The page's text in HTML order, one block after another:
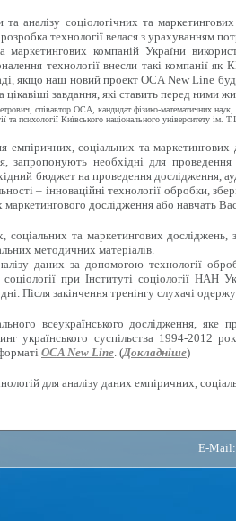
аналізу соціологічних та
технології велася з урахуванням
маркетингових компаній України
технології внесли такі компанії
якщо наш новий проект OCA New Line
цікавіші завдання, які ставить перед ними
співавтор ОСА, кандидат фізико-математичних
та психології Київського національного університету ім.
емпіричних, соціальних та
запропонують необхідні для
бюджет на проведення дослідження,
– інноваційні технології обробки,
дослідження або навчать
та маркетингових досліджень,
методичних матеріалів.
даних за допомогою технології
при Інституті соціології НАН
Після закінчення тренінгу слухачі
всеукраїнського дослідження, яке
українського суспільства 1994-2012
OCA New Line. (Докладніше)
для аналізу даних емпіричних,
E-Mail: